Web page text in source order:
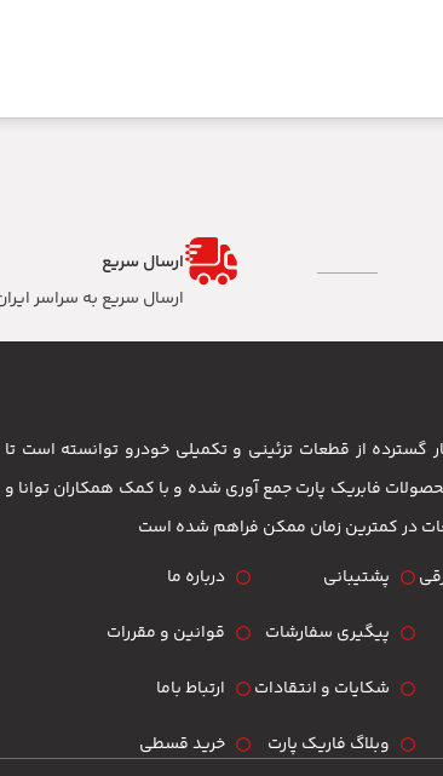
ارسال سریع
ارسال سریع به سراسر
گسترده از قطعات تزئینی و تکمیلی خودرو توانسته
از 3500 کالا در سبد محصولات فابریک پارت جمع آوری شده و با کمک همکاران
در کمترین زمان ممکن فراهم شده است
پشتیبانی
پیگیری سفارشات
شکایات و انتقادات
وبلاگ فاریک پارت
درباره ما
قوانین و مقررات
ارتباط باما
خرید قسطی